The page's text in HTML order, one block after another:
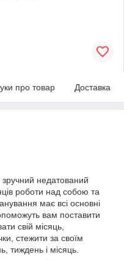
про товар Доставка
зручний недатований
роботи над собою та
має всі основні
вам поставити
свій місяць,
стежити за своїм
тиждень і місяць.